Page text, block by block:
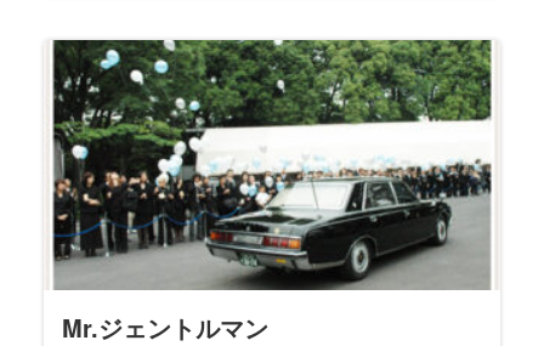
うと決められた、ご長男で喪主を務められた島
英津夫さん。 お花見がお好きだった淡路さんの
ために、島さんが知り合いに頼んで、真冬に桜
を取り寄せられるほどです。 お二人の想いを汲
んで、颯爽と、凛々しく生きられた淡路さんの
お人柄が伝わるご葬儀になるようお手伝いさせ
ていただきました。
Mr.ジェントルマン